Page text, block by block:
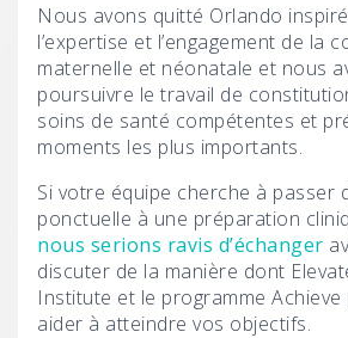
Nous avons quitté Orlando
l’expertise et l’engagement de la
maternelle et néonatale et nous
poursuivre le travail de
soins de santé compétentes et
moments les plus importants.
Si votre équipe cherche à passer
ponctuelle à une préparation
nous serions ravis d’échanger
discuter de la manière dont
Institute et le programme Achieve
aider à atteindre vos objectifs.